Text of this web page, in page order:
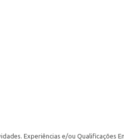
Experiências e/ou Qualificações